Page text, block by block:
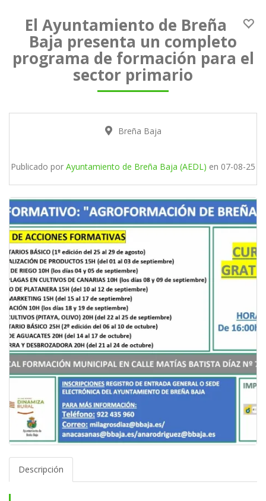
El Ayuntamiento de Breña
Baja presenta un completo
programa de formación para el
sector primario
Breña Baja
Publicado por Ayuntamiento de Breña Baja (AEDL) en 07-08-25
Descripción